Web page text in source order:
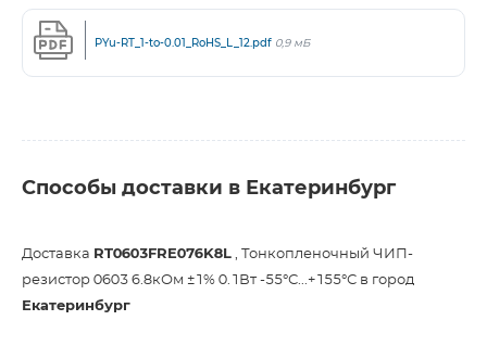
PYu-RT_1-to-0.01_RoHS_L_12.pdf 0,9 мБ
Способы доставки в Екатеринбург
Доставка RT0603FRE076K8L , Тонкопленочный ЧИП-
резистор 0603 6.8кОм ±1% 0.1Вт -55°С...+155°С в город
Екатеринбург